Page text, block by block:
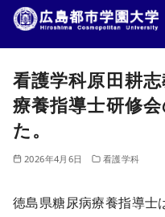
看護学科原田耕
療養指導士研修
た。
2026年4月6日 看護学科
徳島県糖尿病療養指導士